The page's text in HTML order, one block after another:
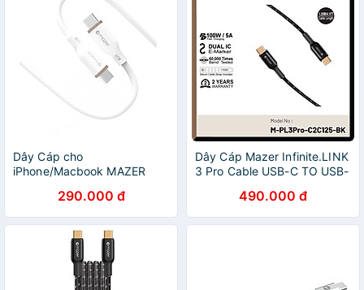
Dây Cáp cho
iPhone/Macbook MAZER
C to USB-C 2M cable - Hàng
Chính Hãng
290.000 đ
Dây Cáp Mazer Infinite.LINK
3 Pro Cable USB-C TO USB-
tới 100W Hàng Chính Hãngh
490.000 đ